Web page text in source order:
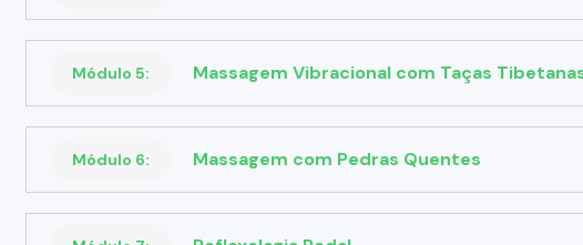
Módulo 5: Massagem Vibracional com Taças
Módulo 6: Massagem com Pedras Quentes